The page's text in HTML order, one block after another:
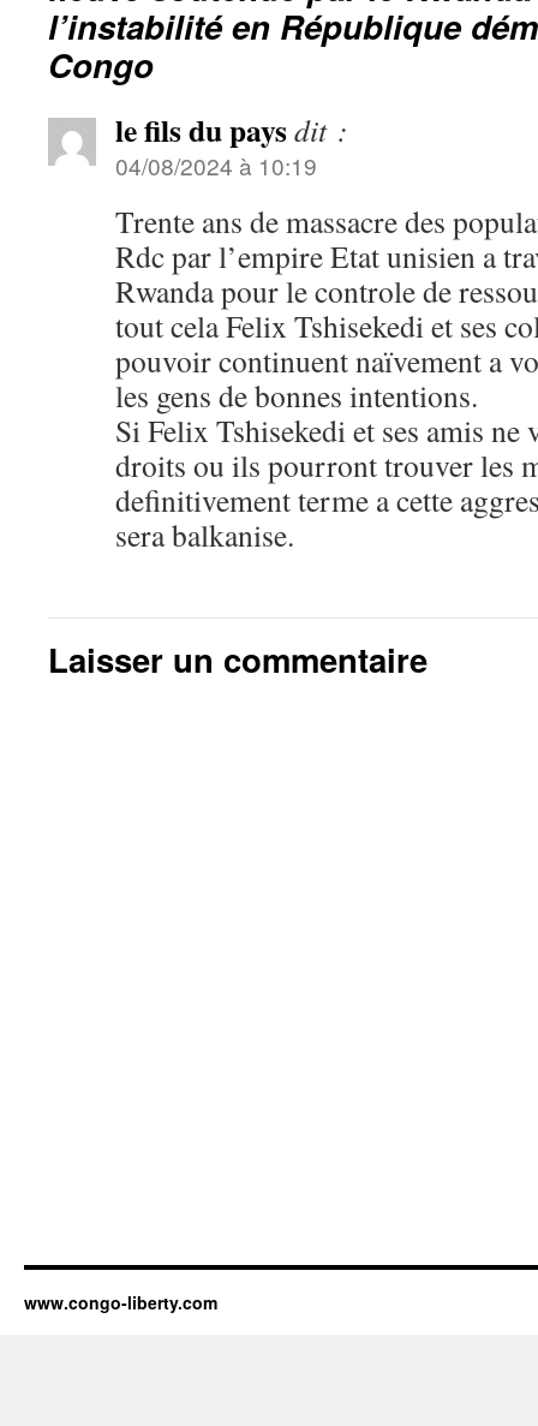
l’instabilité en République
Congo
le fils du paysdit :
04/08/2024 à 10:19
Trente ans de massacre des
Rdc par l’empire Etat unisien a
Rwanda pour le controle de
tout cela Felix Tshisekedi et ses
pouvoir continuent naïvement a
les gens de bonnes intentions.
Si Felix Tshisekedi et ses amis ne
droits ou ils pourront trouver les
definitivement terme a cette
sera balkanise.
Laisser un commentaire
www.congo-liberty.com